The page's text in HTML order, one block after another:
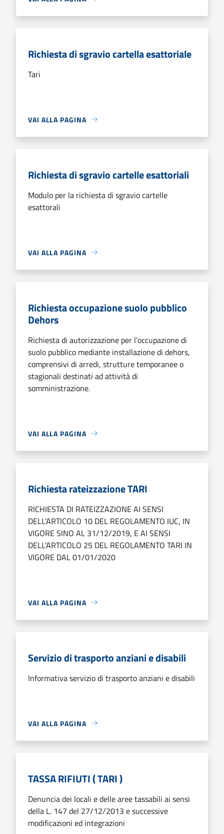
Richiesta di sgravio cartella esattoriale
Tari
VAI ALLA PAGINA
Richiesta di sgravio cartelle esattoriali
Modulo per la richiesta di sgravio cartelle
esattorali
VAI ALLA PAGINA
Richiesta occupazione suolo pubblico
Dehors
Richiesta di autorizzazione per l’occupazione di
suolo pubblico mediante installazione di dehors,
comprensivi di arredi, strutture temporanee o
stagionali destinati ad attività di
somministrazione.
VAI ALLA PAGINA
Richiesta rateizzazione TARI
RICHIESTA DI RATEIZZAZIONE AI SENSI
DELL’ARTICOLO 10 DEL REGOLAMENTO IUC, IN
VIGORE SINO AL 31/12/2019, E AI SENSI
DELL’ARTICOLO 25 DEL REGOLAMENTO TARI IN
VIGORE DAL 01/01/2020
VAI ALLA PAGINA
Servizio di trasporto anziani e disabili
Informativa servizio di trasporto anziani e disabili
VAI ALLA PAGINA
TASSA RIFIUTI ( TARI )
Denuncia dei locali e delle aree tassabili ai sensi
della L. 147 del 27/12/2013 e successive
modificazioni ed integrazioni